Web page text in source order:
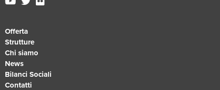
Offerta
Strutture
Chi siamo
News
Bilanci Sociali
Contatti